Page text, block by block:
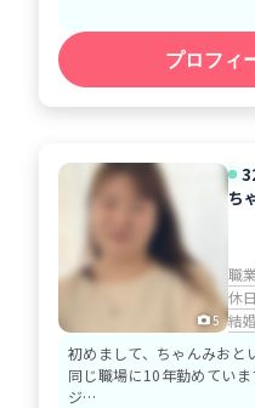
プロフィ
5
ち
職業
休日
結
初めまして、ちゃんみおといいます😌 【仕
同じ職場に10年勤めてい
ジ…